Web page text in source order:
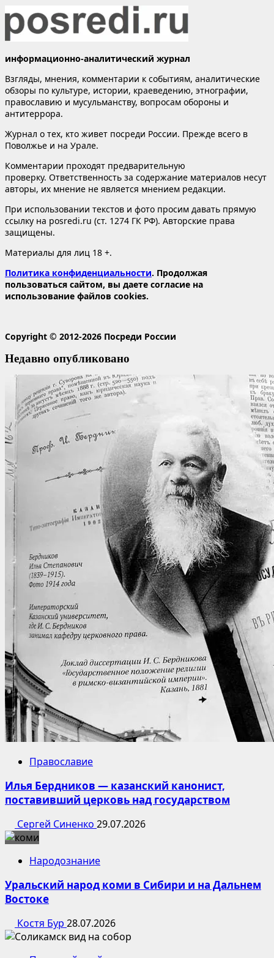
информационно-аналитический журнал
Взгляды, мнения, комментарии к событиям, аналитические
обзоры по культуре, истории, краеведению, этнографии,
православию и мусульманству, вопросам обороны и
антитеррора.
Журнал о тех, кто живет посреди России. Прежде всего в
Поволжье и на Урале.
Комментарии проходят предварительную
проверку. Ответственность за содержание материалов несут
авторы, их мнение не является мнением редакции.
При использовании текстов и фото просим давать прямую
ссылку на posredi.ru (ст. 1274 ГК РФ). Авторские права
защищены.
Материалы для лиц 18 +.
Политика конфиденциальности. Продолжая
пользоваться сайтом, вы даете согласие на
использование файлов cookies.
Copyright © 2012-2026 Посреди России
Недавно опубликовано
Православие
Илья Бердников — казанский канонист,
поставивший церковь над государством
Сергей Синенко 29.07.2026
Народознание
Уральский народ коми в Сибири и на Дальнем
Востоке
Костя Бур 28.07.2026